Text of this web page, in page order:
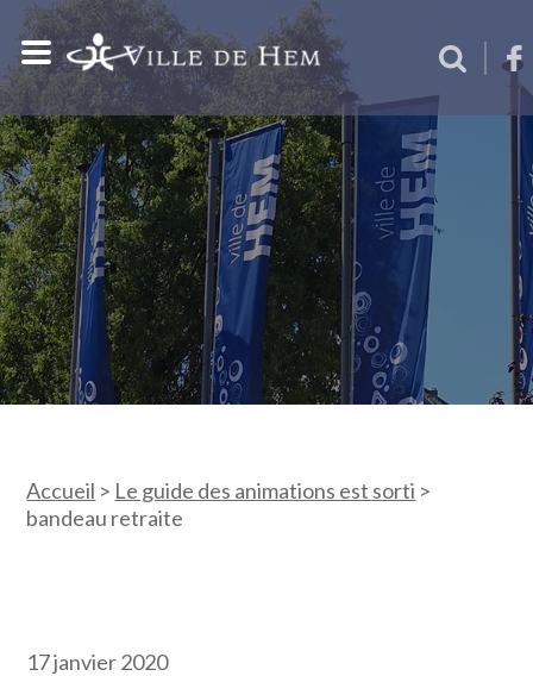
Accueil > Le guide des animations est sorti >
bandeau retraite
17 janvier 2020